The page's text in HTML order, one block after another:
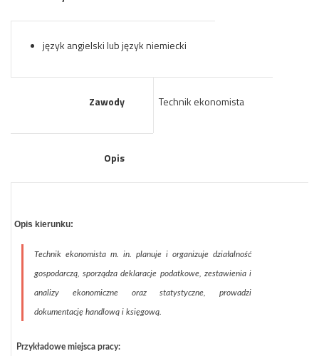
język angielski lub język niemiecki
Zawody Technik ekonomista
Opis
Opis kierunku:
Technik ekonomista m. in. planuje i organizuje działalność
gospodarczą, sporządza deklaracje podatkowe, zestawienia i
analizy ekonomiczne oraz statystyczne, prowadzi
dokumentację handlową i księgową.
Przykładowe miejsca pracy: